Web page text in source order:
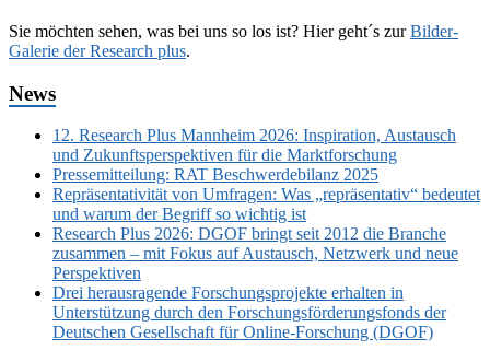
Sie möchten sehen, was bei uns so los ist? Hier geht´s zurBilder-
Galerie der Research plus.
News
12. Research Plus Mannheim 2026: Inspiration, Austausch
und Zukunftsperspektiven für die Marktforschung
Pressemitteilung: RAT Beschwerdebilanz 2025
Repräsentativität von Umfragen: Was „repräsentativ“ bedeutet
und warum der Begriff so wichtig ist
Research Plus 2026: DGOF bringt seit 2012 die Branche
zusammen – mit Fokus auf Austausch, Netzwerk und neue
Perspektiven
Drei herausragende Forschungsprojekte erhalten in
Unterstützung durch den Forschungsförderungsfonds der
Deutschen Gesellschaft für Online-Forschung (DGOF)